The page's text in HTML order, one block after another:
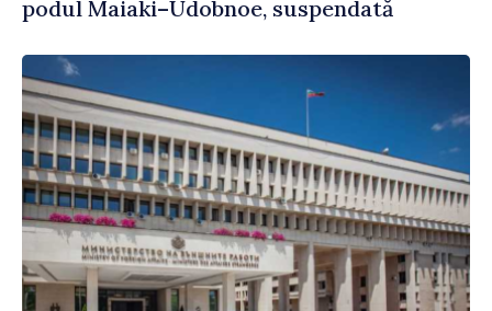
podul Maiaki–Udobnoe, suspendată